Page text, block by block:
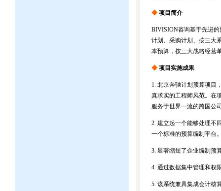
◆ 项目简介
BIVISION咨询基于先进
计划、采购计划、按三大
本预算，按三大战略经营
◆ 项目实施成果
1. 北京奔驰计划预算项目
真求实的工程师风范。在
服务于世界一流的跨国公
2. 建立起一个能够处理不
一个标准的预算编制平台
3. 显著缩短了企业编制预
4. 通过数据集中管理和权
5. 该系统兼具集成会计核